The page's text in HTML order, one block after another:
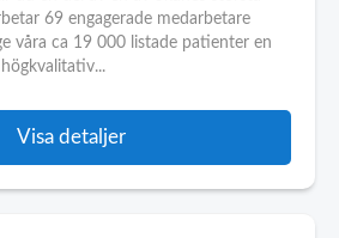
69 engagerade medarbetare
våra ca 19 000 listade patienter en
Visa detaljer